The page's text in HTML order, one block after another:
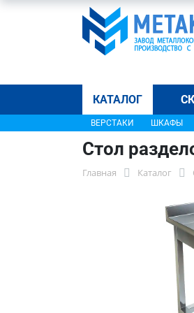
КАТАЛОГ
ВЕРСТАКИ ШКАФЫ
Стол
Главная Каталог